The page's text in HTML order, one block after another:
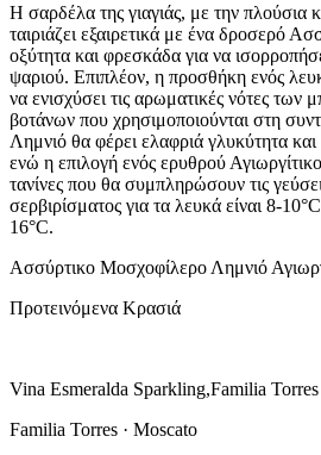
Η σαρδέλα της γιαγιάς, με την πλούσια
ταιριάζει εξαιρετικά με ένα δροσερό
οξύτητα και φρεσκάδα για να
ψαριού. Επιπλέον, η προσθήκη ενός
να ενισχύσει τις αρωματικές νότες των
βοτάνων που χρησιμοποιούνται στη
Λημνιό θα φέρει ελαφριά γλυκύτητα
ενώ η επιλογή ενός ερυθρού
τανίνες που θα συμπληρώσουν τις
σερβιρίσματος για τα λευκά είναι 8-
16°C.
Ασσύρτικο Μοσχοφίλερο Λημνιό
Προτεινόμενα Κρασιά
Vina Esmeralda Sparkling,Familia Torres
Familia Torres · Moscato